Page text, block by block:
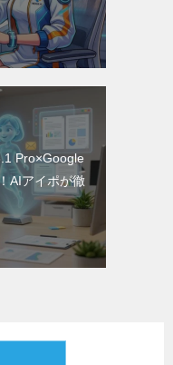
Pro×Google
AIアイポが徹